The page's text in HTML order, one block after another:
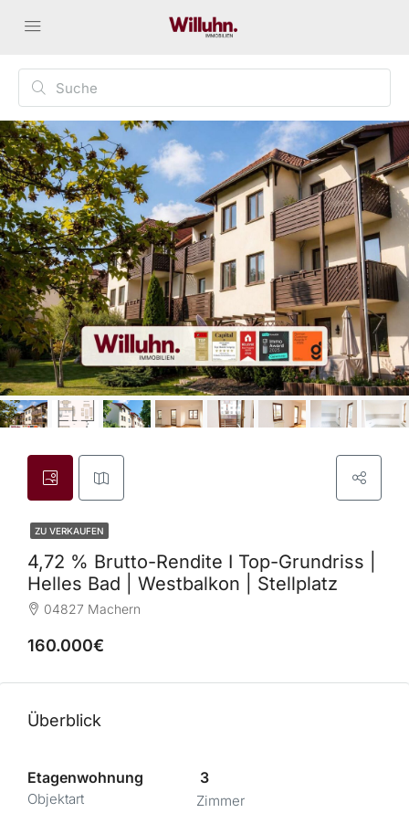
ZU VERKAUFEN
4,72 % Brutto-Rendite I Top-Grundriss |
Helles Bad | Westbalkon | Stellplatz
04827 Machern
160.000€
Überblick
Etagenwohnung
Objektart
3
Zimmer